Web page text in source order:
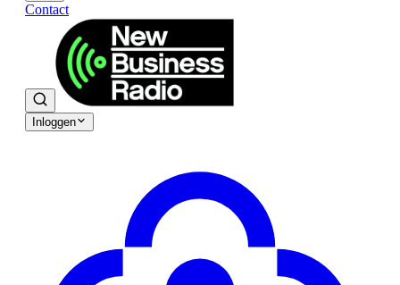
Contact
Inloggen